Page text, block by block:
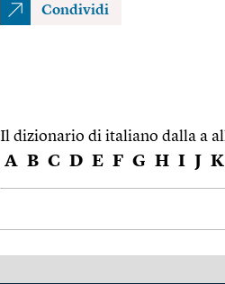
Condividi
Il dizionario di italiano dalla a
A B C D E F G H I J K